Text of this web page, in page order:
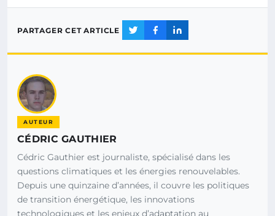
PARTAGER CET ARTICLE
AUTEUR
CÉDRIC GAUTHIER
Cédric Gauthier est journaliste, spécialisé dans les
questions climatiques et les énergies renouvelables.
Depuis une quinzaine d’années, il couvre les politiques
de transition énergétique, les innovations
technologiques et les enjeux d’adaptation au